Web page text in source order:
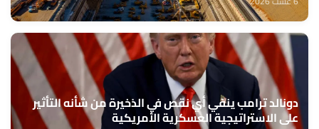
دونالد ترامب ينفي أي نقص في الذخيرة من شأنه التأثير
على الاستراتيجية العسكرية الأمريكية